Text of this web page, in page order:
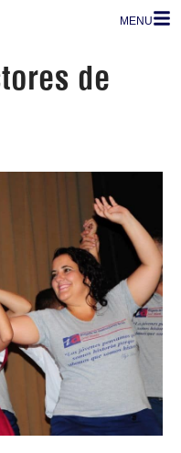
MENU
de